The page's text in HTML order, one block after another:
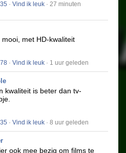
35 · Vind ik leuk · 27 minuten
mooi, met HD-kwaliteit
78 · Vind ik leuk · 1 uur geleden
kwaliteit is beter dan tv-
35 · Vind ik leuk · 8 uur geleden
ook mee bezig om films te